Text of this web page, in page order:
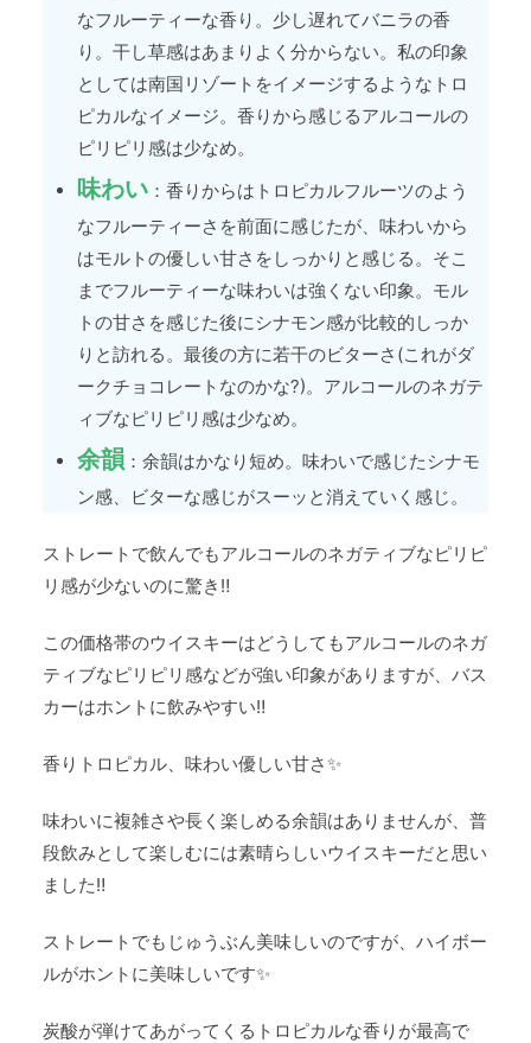
なフルーティーな香り。少し遅れてバニラの香
り。干し草感はあまりよく分からない。私の印象
としては南国リゾートをイメージするようなトロ
ピカルなイメージ。香りから感じるアルコールの
ピリピリ感は少なめ。
味わい ：香りからはトロピカルフルーツのよう
なフルーティーさを前面に感じたが、味わいから
はモルトの優しい甘さをしっかりと感じる。そこ
までフルーティーな味わいは強くない印象。モル
トの甘さを感じた後にシナモン感が比較的しっか
りと訪れる。最後の方に若干のビターさ(これがダ
ークチョコレートなのかな?)。アルコールのネガテ
ィブなピリピリ感は少なめ。
余韻 ：余韻はかなり短め。味わいで感じたシナモ
ン感、ビターな感じがスーッと消えていく感じ。
ストレートで飲んでもアルコールのネガティブなピリピ
リ感が少ないのに驚き‼
この価格帯のウイスキーはどうしてもアルコールのネガ
ティブなピリピリ感などが強い印象がありますが、バス
カーはホントに飲みやすい‼
香りトロピカル、味わい優しい甘さ✨
味わいに複雑さや長く楽しめる余韻はありませんが、普
段飲みとして楽しむには素晴らしいウイスキーだと思い
ました‼
ストレートでもじゅうぶん美味しいのですが、ハイボー
ルがホントに美味しいです✨
炭酸が弾けてあがってくるトロピカルな香りが最高で